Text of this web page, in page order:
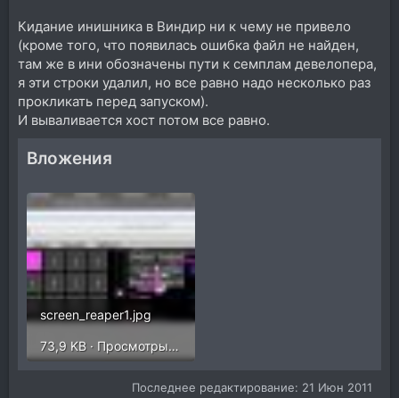
Кидание инишника в Виндир ни к чему не привело
(кроме того, что появилась ошибка файл не найден,
там же в ини обозначены пути к семплам девелопера,
я эти строки удалил, но все равно надо несколько раз
прокликать перед запуском).
И вываливается хост потом все равно.
Вложения
screen_reaper1.jpg
73,9 KB · Просмотры: 3
Последнее редактирование: 21 Июн 2011